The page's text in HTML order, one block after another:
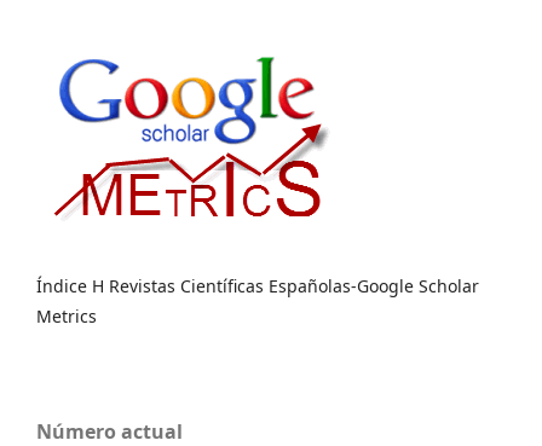
Índice H Revistas Científicas Españolas-Google Scholar
Metrics
Número actual